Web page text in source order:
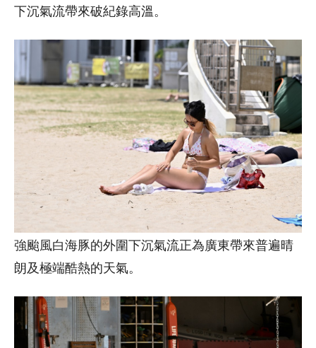
下沉氣流帶來破紀錄高溫。
強颱風白海豚的外圍下沉氣流正為廣東帶來普遍晴
朗及極端酷熱的天氣。